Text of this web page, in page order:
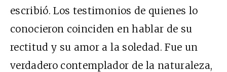
escribió. Los testimonios de quienes lo
conocieron coinciden en hablar de su
rectitud y su amor a la soledad. Fue un
verdadero contemplador de la naturaleza,